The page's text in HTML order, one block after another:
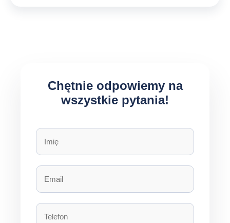
Chętnie odpowiemy na
wszystkie pytania!